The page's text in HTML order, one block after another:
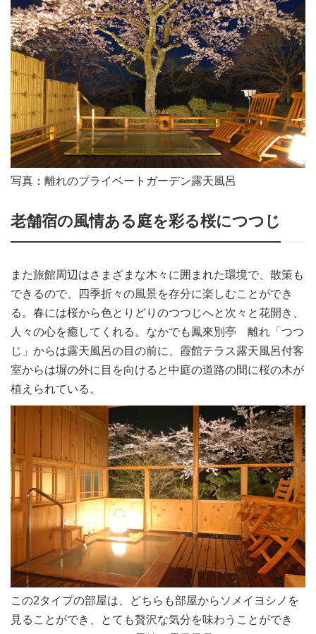
写真：離れのプライベートガーデン露天風呂
老舗宿の風情ある庭を彩る桜につつじ
また旅館周辺はさまざまな木々に囲まれた環境で、散策も
できるので、四季折々の風景を存分に楽しむことができ
る。春には桜から色とりどりのつつじへと次々と花開き、
人々の心を癒してくれる。なかでも鳳來別亭 離れ「つつ
じ」からは露天風呂の目の前に、霞館テラス露天風呂付客
室からは塀の外に目を向けると中庭の道路の間に桜の木が
植えられている。
この2タイプの部屋は、どちらも部屋からソメイヨシノを
見ることができ、とても贅沢な気分を味わうことができ